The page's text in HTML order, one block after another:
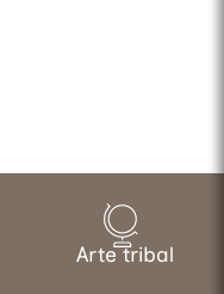
Arte tribal